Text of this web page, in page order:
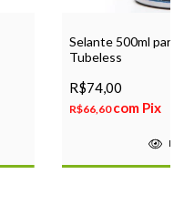
Selante 500ml
Tubeless
R$74,00
R$66,60com Pix